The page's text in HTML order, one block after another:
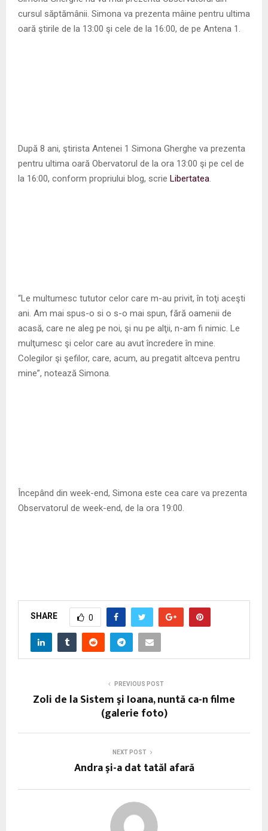
E
cursul săptămânii. Simona va prezenta mâine pentru ultima
oară ştirile de la 13:00 şi cele de la 16:00, de pe Antena 1.
După 8 ani, ştirista Antenei 1 Simona Gherghe va prezenta
pentru ultima oară Obervatorul de la ora 13:00 şi pe cel de
la 16:00, conform propriului blog, scrie Libertatea
“Le multumesc tututor celor care m-au privit, în toţi aceşti
ani. Am mai spus-o si o s-o mai spun, fără oamenii de
acasă, care ne aleg pe noi, şi nu pe alţii, n-am fi nimic. Le
mulţumesc şi celor care au avut încredere în mine.
Colegilor şi şefilor, care, acum, au pregatit altceva pentru
mine”, notează Simona.
Începând din week-end, Simona este cea care va prezenta
Observatorul de week-end, de la ora 19:00.
SHARE 0
PREVIOUS POST
Zoli de la Sistem şi Ioana, nuntă ca-n filme
(galerie foto)
NEXT POST
Andra şi-a dat tatăl afară